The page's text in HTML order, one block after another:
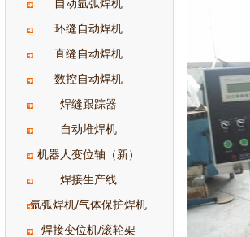
自动氩弧焊机
环缝自动焊机
直缝自动焊机
数控自动焊机
焊缝跟踪器
自动堆焊机
机器人变位轴（新）
焊接生产线
氩弧焊机/气体保护焊机
焊接变位机/滚轮架